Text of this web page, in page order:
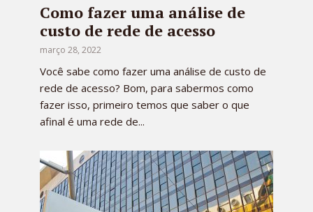
Como fazer uma análise de
custo de rede de acesso
março 28, 2022
Você sabe como fazer uma análise de custo de
rede de acesso? Bom, para sabermos como
fazer isso, primeiro temos que saber o que
afinal é uma rede de...